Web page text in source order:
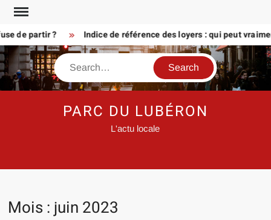
Skip
content
partir ? Indice de référence des loyers : qui peut vraiment
Search
PARC DU LUBÉRON
L'actu locale
Mois : juin 2023